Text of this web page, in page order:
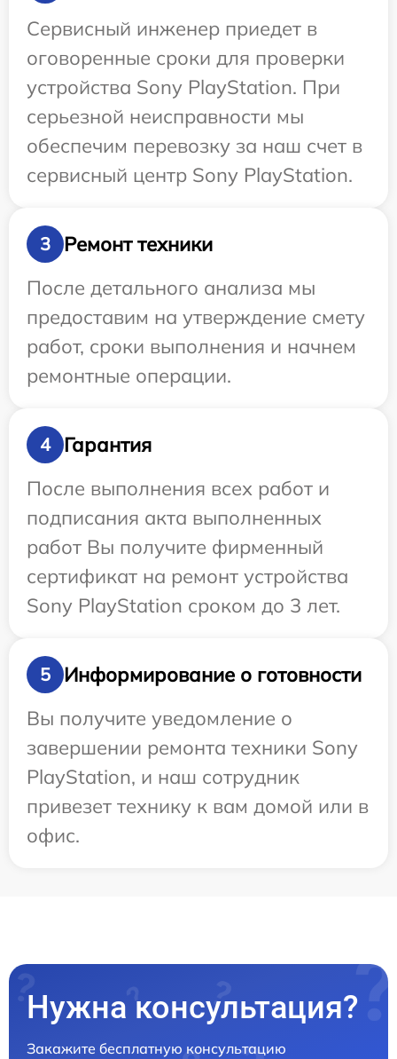
Сервисный инженер приедет в
оговоренные сроки для проверки
устройства Sony PlayStation. При
серьезной неисправности мы
обеспечим перевозку за наш счет в
сервисный центр Sony PlayStation.
3
Ремонт техники
После детального анализа мы
предоставим на утверждение смету
работ, сроки выполнения и начнем
ремонтные операции.
4
Гарантия
После выполнения всех работ и
подписания акта выполненных
работ Вы получите фирменный
сертификат на ремонт устройства
Sony PlayStation сроком до 3 лет.
5
Информирование о готовности
Вы получите уведомление о
завершении ремонта техники Sony
PlayStation, и наш сотрудник
привезет технику к вам домой или в
офис.
Нужна консультация?
Закажите бесплатную консультацию